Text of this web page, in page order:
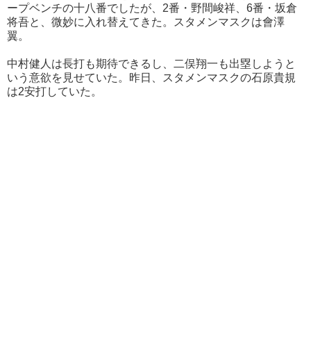
ープベンチの十八番でしたが、2番・野間峻祥、6番・坂倉
将吾と、微妙に入れ替えてきた。スタメンマスクは會澤
翼。
中村健人は長打も期待できるし、二俣翔一も出塁しようと
いう意欲を見せていた。昨日、スタメンマスクの石原貴規
は2安打していた。